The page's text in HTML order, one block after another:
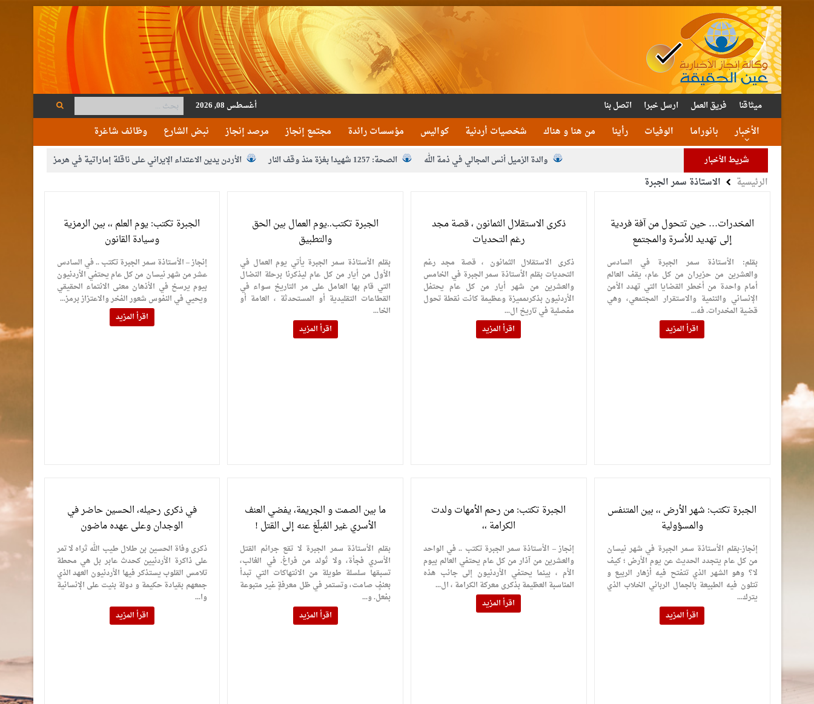
أغسطس 08, 2026 ميثاقنا فريق العمل ارسل خبرا اتصل بنا
الأخبار بانوراما الوفيات رأينا من هنا و هناك شخصيات أردنية كواليس مؤسسات رائدة مجتمع إنجاز مرصد إنجاز نبض الشارع وظائف شاغرة
شريط الأخبار الأردن يدين الاعتداء الإيراني على ناقلة إماراتية في هرمز الصحة: 1257 شهيدا بغزة منذ وقف النار
والدة الزميل أنس المجالي في ذمة الله
الرئيسية الاستاذة سمر الجبرة
المخدرات… حين تتحول من آفة فردية
إلى تهديد للأسرة والمجتمع
بقلم: الأستاذة سمر الجبرة في السادس
والعشرين من حزيران من كل عام، يقف العالم
أمام واحدة من أخطر القضايا التي تهدد الأمن
الإنساني والتنمية والاستقرار المجتمعي، وهي
قضية المخدرات. فه...
اقرأ المزيد
ذكرى الاستقلال الثمانون ، قصة مجد
رغم التحديات
ذكرى الاستقلال الثمانون ، قصة مجد رغم
التحديات بقلم الأستاذة سمر الجبرة في الخامس
والعشرين من شهر أيار من كل عام يحتفل
الأردنيون بذكرىمميزة وعظيمة كانت نقطة تحول
مفصلية في تاريخ ال...
اقرأ المزيد
الجبرة تكتب..يوم العمال بين الحق
والتطبيق
بقلم الأستاذة سمر الجبرة يأتي يوم العمال في
الأول من أيار من كل عام ليذكرنا برحلة النضال
التي قام بها العامل على مر التاريخ سواء في
القطاعات التقليدية أو المستحدثة ، العامة أو
الخا...
اقرأ المزيد
الجبرة تكتب: يوم العلم ،، بين الرمزية
وسيادة القانون
إنجاز – الأستاذة سمر الجبرة تكتب .. في السادس
عشر من شهر نيسان من كل عام يحتفي الأردنيون
بيوم يرسخ في الأذهان معنى الانتماء الحقيقي
ويحيي في النفوس شعور الفخر والاعتزاز برمز...
اقرأ المزيد
الجبرة تكتب: شهر الأرض ،، بين المتنفس
والمسؤولية
إنجاز-بقلم الأستاذة سمر الجبرة في شهر نيسان
من كل عام يتجدد الحديث عن يوم الأرض ؛ كيف
لا؟ وهو الشهر الذي تتفتح فيه أزهار الربيع و
تتلون فيه الطبيعة بالجمال الرباني الخلاب الذي
يترك...
اقرأ المزيد
الجبرة تكتب: من رحم الأمهات ولدت
الكرامة ،،
إنجاز – الأستاذة سمر الجبرة تكتب .. في الواحد
والعشرين من آذار من كل عام يحتفي العالم بيوم
الأم ، بينما يحتفي الأردنيون إلى جانب هذه
المناسبة العظيمة بذكرى معركة الكرامة ، ال...
اقرأ المزيد
ما بين الصمت و الجريمة، يفضي العنف
الأسري غير المُبلّغ عنه إلى القتل !
بقلم الأستاذة سمر الجبرة لا تقع جرائم القتل
الأسري فجأة، ولا تُولد من فراغ. في الغالب،
تسبقها سلسلة طويلة من الانتهاكات التي تبدأ
بعنفٍ صامت، وتستمر في ظل معرفةٍ غير متبوعة
بفعل. و...
اقرأ المزيد
في ذكرى رحيله، الحسين حاضر في
الوجدان وعلى عهده ماضون
ذكرى وفاة الحسين بن طلال طيب الله ثراه لا تمر
على ذاكرة الأردنيين كحدث عابر بل هي محطة
تلامس القلوب يستذكر فيها الأردنيون العهد الذي
جمعهم بقيادة حكيمة و دولة بنيت على الإنسانية
وا...
اقرأ المزيد